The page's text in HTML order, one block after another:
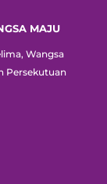
MAJU
Wangsa
Persekutuan